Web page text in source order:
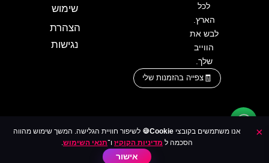
לכל
הארץ.
לבש את
הווייב
שלך.
צפייה בהזמנות שלי
שימוש
הצהרת
נגישות
× אנו משתמשים בקובצי Cookie🍪
לשיפור חוויית הגלישה. המשך שימוש מהווה
הסכמה ל מדיניות הקוקיז ו־תנאי השימוש.
אישור